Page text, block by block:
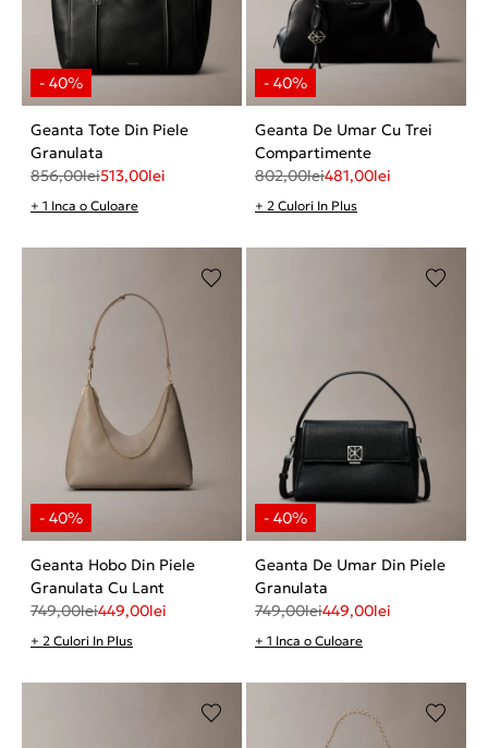
Geanta Tote Din Piele
Granulata
856,00lei513,00lei
+ 1 Inca o Culoare
Geanta De Umar Cu Trei
Compartimente
802,00lei481,00lei
+ 2 Culori In Plus
Geanta Hobo Din Piele
Granulata Cu Lant
749,00lei449,00lei
+ 2 Culori In Plus
Geanta De Umar Din Piele
Granulata
749,00lei449,00lei
+ 1 Inca o Culoare